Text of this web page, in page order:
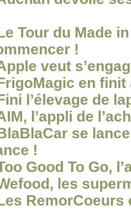
Tour du Made
!
veut
en
l’élevage de
l’appli de
se
!
Good To Go,
les
RemorCoeurs